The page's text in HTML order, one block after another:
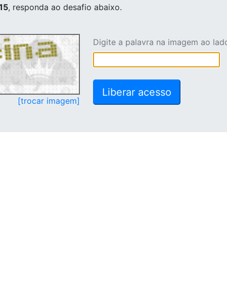
, responda ao desafio abaixo.
[trocar imagem]
Digite a palavra na imagem ao